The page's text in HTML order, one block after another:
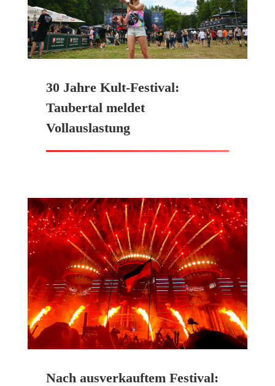
30 Jahre Kult-Festival:
Taubertal meldet
Vollauslastung
Nach ausverkauftem Festival: